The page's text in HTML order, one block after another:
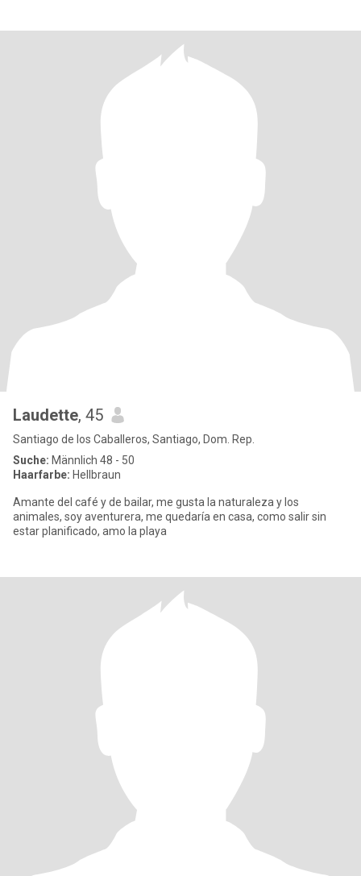
Laudette, 45
Santiago de los Caballeros, Santiago, Dom. Rep.
Suche: Männlich 48 - 50
Haarfarbe: Hellbraun
Amante del café y de bailar, me gusta la naturaleza y los
animales, soy aventurera, me quedaría en casa, como salir sin
estar planificado, amo la playa